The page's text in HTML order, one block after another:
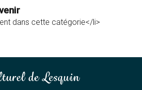
dans cette catégorie</li>
de Lesquin